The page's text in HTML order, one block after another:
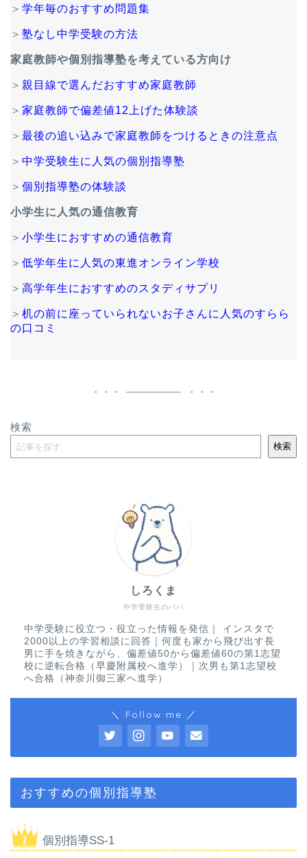
＞ 学年毎のおすすめ問題集
＞ 塾なし中学受験の方法
家庭教師や個別指導塾を考えている方向け
＞ 親目線で選んだおすすめ家庭教師
＞ 家庭教師で偏差値12上げた体験談
＞ 最後の追い込みで家庭教師をつけるときの注意点
＞ 中学受験生に人気の個別指導塾
＞ 個別指導塾の体験談
小学生に人気の通信教育
＞ 小学生におすすめの通信教育
＞ 低学年生に人気の東進オンライン学校
＞ 高学年生におすすめのスタディサプリ
＞ 机の前に座っていられないお子さんに人気のすらら
の口コミ
検索
検索
中学受験生のパパ
しろくま
中学受験に役立つ・役立った情報を発信｜ インスタで
2000以上の学習相談に回答｜何度も家から飛び出す長
男に手を焼きながら、偏差値50から偏差値60の第1志望
校に逆転合格（早慶附属校へ進学）｜次男も第1志望校
へ合格（神奈川御三家へ進学）
＼ Follow me ／
おすすめの個別指導塾
個別指導SS-1